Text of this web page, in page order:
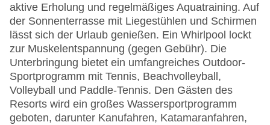
aktive Erholung und regelmäßiges Aquatraining. Auf
der Sonnenterrasse mit Liegestühlen und Schirmen
lässt sich der Urlaub genießen. Ein Whirlpool lockt
zur Muskelentspannung (gegen Gebühr). Die
Unterbringung bietet ein umfangreiches Outdoor-
Sportprogramm mit Tennis, Beachvolleyball,
Volleyball und Paddle-Tennis. Den Gästen des
Resorts wird ein großes Wassersportprogramm
geboten, darunter Kanufahren, Katamaranfahren,